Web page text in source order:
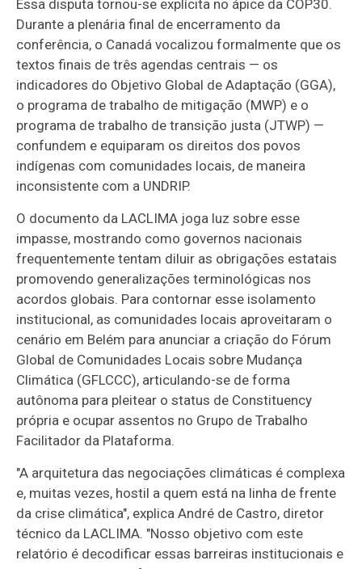
Essa disputa tornou-se explícita no ápice da COP30.
Durante a plenária final de encerramento da
conferência, o Canadá vocalizou formalmente que os
textos finais de três agendas centrais — os
indicadores do Objetivo Global de Adaptação (GGA),
o programa de trabalho de mitigação (MWP) e o
programa de trabalho de transição justa (JTWP) —
confundem e equiparam os direitos dos povos
indígenas com comunidades locais, de maneira
inconsistente com a UNDRIP.
O documento da LACLIMA joga luz sobre esse
impasse, mostrando como governos nacionais
frequentemente tentam diluir as obrigações estatais
promovendo generalizações terminológicas nos
acordos globais. Para contornar esse isolamento
institucional, as comunidades locais aproveitaram o
cenário em Belém para anunciar a criação do Fórum
Global de Comunidades Locais sobre Mudança
Climática (GFLCCC), articulando-se de forma
autônoma para pleitear o status de Constituency
própria e ocupar assentos no Grupo de Trabalho
Facilitador da Plataforma.
"A arquitetura das negociações climáticas é complexa
e, muitas vezes, hostil a quem está na linha de frente
da crise climática", explica André de Castro, diretor
técnico da LACLIMA. "Nosso objetivo com este
relatório é decodificar essas barreiras institucionais e